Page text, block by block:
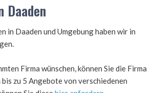
Daaden und Umgebung haben wir in
Firma wünschen, können Sie die Firma
zu 5 Angebote von verschiedenen